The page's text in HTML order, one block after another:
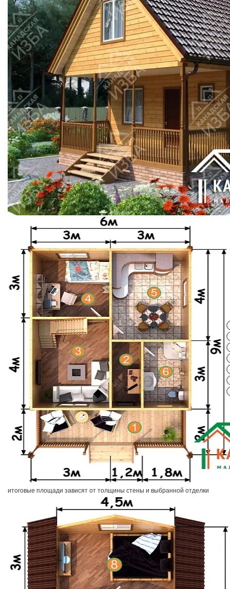
итоговые площади зависят от толщины стены и выбранной отделки